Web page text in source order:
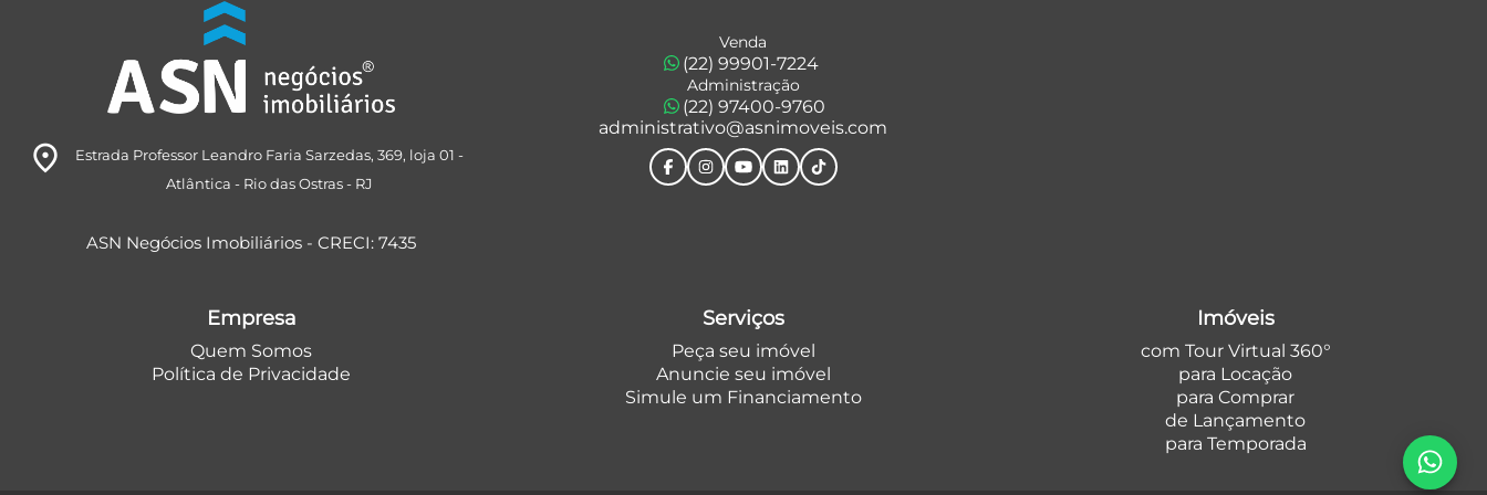
room Estrada Professor Leandro Faria Sarzedas, 369, loja 01 -
Atlântica - Rio das Ostras- RJ
ASN Negócios Imobiliários - CRECI: 7435
Venda
(22) 99901-7224
Administração
(22) 97400-9760
administrativo@asnimoveis.com
Empresa
Quem Somos
Política de Privacidade
Serviços
Peça seu imóvel
Anuncie seu imóvel
Simule um Financiamento
Imóveis
com Tour Virtual 360°
para Locação
para Comprar
de Lançamento
para Temporada